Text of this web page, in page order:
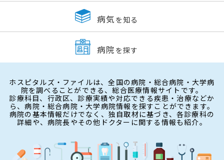
病気 を知る
病院 を探す
ホスピタルズ・ファイルは、全国の病院・総合病院・大学病
院を調べることができる、総合医療情報サイトです。
診療科目、行政区、診療実績や対応できる疾患・治療などか
ら、病院・総合病院・大学病院情報を探すことができます。
病院の基本情報だけでなく、独自取材に基づき、各診療科の
詳細や、病院長やその他ドクターに関する情報も紹介。